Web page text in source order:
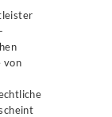
von